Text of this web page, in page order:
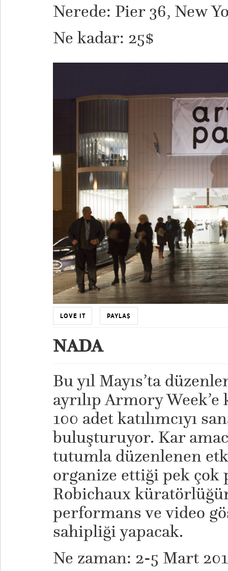
Nerede: Pier 36, New
Ne kadar: 25$
LOVE IT PAYLAŞ
NADA
Bu yıl Mayıs’ta
ayrılıp Armory Week’e
100 adet katılımcıyı
buluşturuyor. Kar
tutumla düzenlenen
organize ettiği pek çok
Robichaux
performans ve video
sahipliği yapacak.
Ne zaman: 2-5 Mart